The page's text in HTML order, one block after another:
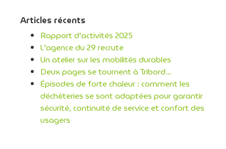
Articles récents
Rapport d’activités 2025
L’agence du 29 recrute
Un atelier sur les mobilités durables
Deux pages se tournent à Tribord…
Épisodes de forte chaleur : comment les
déchèteries se sont adaptées pour garantir
sécurité, continuité de service et confort des
usagers